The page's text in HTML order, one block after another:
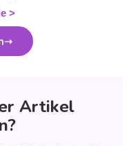
Saison für Ihr
bedeutet.
Artikel